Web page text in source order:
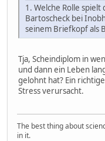
1. Welche Rolle
Bartoscheck bei
seinem Briefkopf als
Tja, Scheindiplom in
und dann ein Leben
gelohnt hat? Ein
Stress verursacht.
The best thing about
in it.